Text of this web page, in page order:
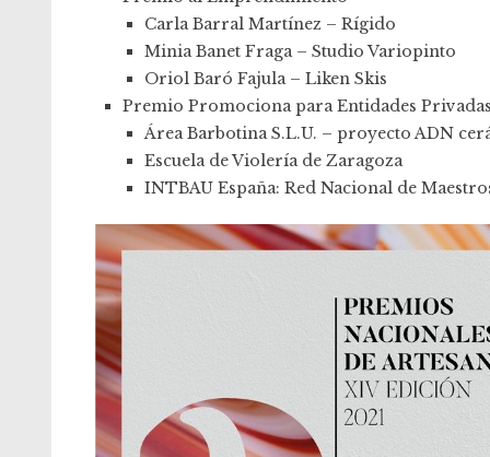
Carla Barral Martínez – Rígido
Minia Banet Fraga – Studio Variopinto
Oriol Baró Fajula – Liken Skis
Premio Promociona para Entidades
Área Barbotina S.L.U. – proyecto ADN
Escuela de Violería de Zaragoza
INTBAU España: Red Nacional de